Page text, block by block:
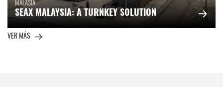
MALASIA
SEAX MALAYSIA: A TURNKEY SOLUTION
VER MÁS